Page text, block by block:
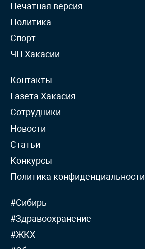
Печатная версия
Политика
Спорт
ЧП Хакасии
Контакты
Газета Хакасия
Сотрудники
Новости
Статьи
Конкурсы
Политика конфиденциальности
#Сибирь
#Здравоохранение
#ЖКХ